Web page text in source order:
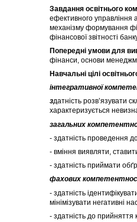
Завдання освітнього
ефективного управління
механізму формування
фінансової звітності
Попередні умови для
фінанси, основи
Навчальні цілі
інтегративної
здатність розв’язувати
характеризується
загальних
- здатність проведення
- вміння виявляти,
- здатність приймати
фахових
- здатність
мінімізувати негативні
- здатність до прийняття